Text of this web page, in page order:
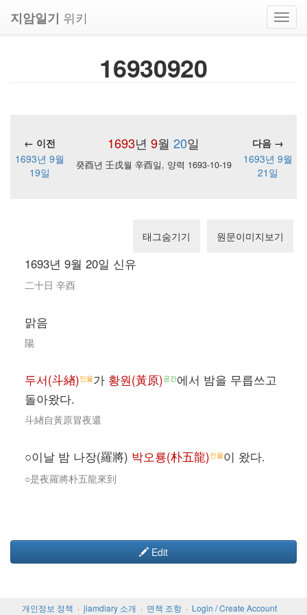
지암일기 위키
16930920
1693년 9월 20일
← 이전
다음 →
1693년 9월
19일
癸酉년 壬戌월 辛酉일, 양력 1693-10-19
1693년 9월
21일
태그숨기기 원문이미지보기
1693년 9월 20일 신유
二十日 辛酉
맑음
陽
두서(斗緖)인물가 황원(黃原)공간에서 밤을 무릅쓰고
돌아왔다.
斗緖自黃原冒夜還
○이날 밤 나장(羅將) 박오룡(朴五龍)인물이 왔다.
○是夜羅將朴五龍來到
Edit
개인정보 정책 jiamdiary 소개 면책 조항
Login / Create Account